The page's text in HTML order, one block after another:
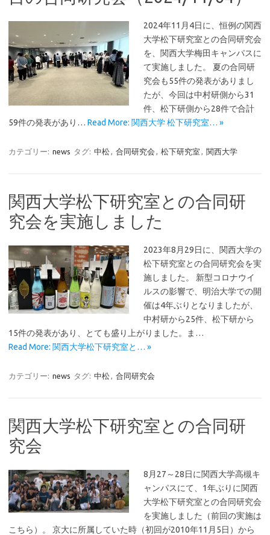
2024年11月4日に、恒例の関西
大学松下研究室との合同研究会
を、関西大学梅田キャンパスに
て実施しました。 夏の合同研
究会も55件の発表がありまし
たが、今回は中村研側から31
件、松下研側から28件で合計
59件の発表があり… Read More: 関西大学 松下研究室… »
カテゴリー: news タグ: 中松, 合同研究会 , 松下研究室 , 関西大学
関西大学松下研究室との合同研
究会を実施しました
2023年8月29日に、関西大学の
松下研究室との合同研究会を実
施しました。 新型コロナウイ
ルスの影響で、明治大学での開
催は4年ぶりとなりましたが、
中村研から25件、松下研から
15件の発表があり、とても盛り上がりました。ま…
Read More: 関西大学松下研究室と… »
カテゴリー: news タグ: 中松, 合同研究会
関西大学松下研究室との合同研
究会
8月27～28日に関西大学高槻キ
ャンパスにて、1年ぶりに関西
大学松下研究室との合同研究会
を実施しました（前回の実施は
こちら）。 京大に所属していた時（初回が2010年11月5日）から